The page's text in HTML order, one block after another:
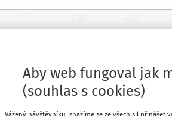
3 minuty čtení Související
Aby web fungoval jak
(souhlas s cookies)
Vážený návštěvníku, snažíme se ze všech sil přinášet